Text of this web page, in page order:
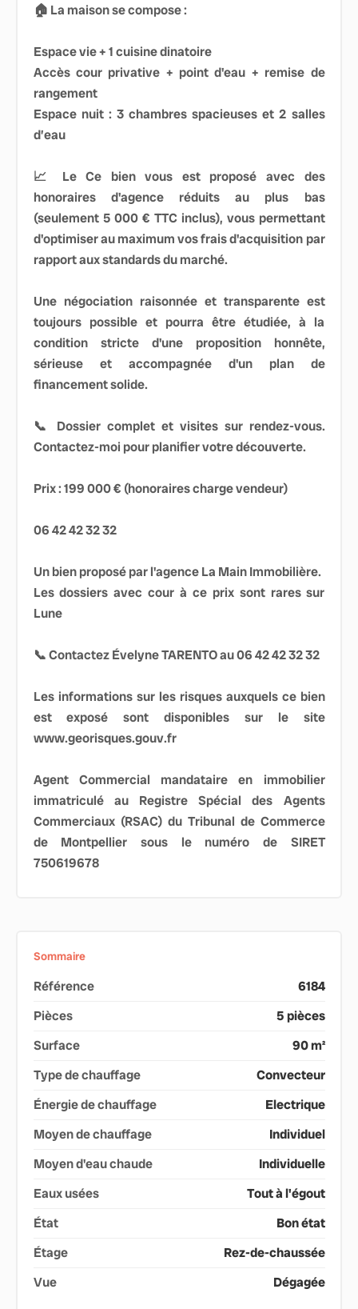
🏠 La maison se compose :
Espace vie + 1 cuisine dinatoire
Accès cour privative + point d'eau + remise de
rangement
Espace nuit : 3 chambres spacieuses et 2 salles
d’eau
📈 Le Ce bien vous est proposé avec des
honoraires d'agence réduits au plus bas
(seulement 5 000 € TTC inclus), vous permettant
d'optimiser au maximum vos frais d'acquisition par
rapport aux standards du marché.
Une négociation raisonnée et transparente est
toujours possible et pourra être étudiée, à la
condition stricte d'une proposition honnête,
sérieuse et accompagnée d'un plan de
financement solide.
📞 Dossier complet et visites sur rendez-vous.
Contactez-moi pour planifier votre découverte.
Prix : 199 000 € (honoraires charge vendeur)
06 42 42 32 32
Un bien proposé par l'agence La Main Immobilière.
Les dossiers avec cour à ce prix sont rares sur
Lune
📞 Contactez Évelyne TARENTO au 06 42 42 32 32
Les informations sur les risques auxquels ce bien
est exposé sont disponibles sur le site
www.georisques.gouv.fr
Agent Commercial mandataire en immobilier
immatriculé au Registre Spécial des Agents
Commerciaux (RSAC) du Tribunal de Commerce
de Montpellier sous le numéro de SIRET
750619678
Sommaire
Référence
6184
Pièces
5 pièces
Surface
90 m²
Type de chauffage
Convecteur
Énergie de chauffage
Electrique
Moyen de chauffage
Individuel
Moyen d'eau chaude
Individuelle
Eaux usées
Tout à l'égout
État
Bon état
Étage
Rez-de-chaussée
Vue
Dégagée